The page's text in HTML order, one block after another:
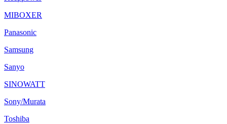
MIBOXER
Panasonic
Samsung
Sanyo
SINOWATT
Sony/Murata
Toshiba